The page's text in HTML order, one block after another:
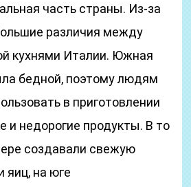
часть страны. Из-за
различия между
кухнями Италии. Южная
бедной, поэтому людям
в приготовлении
и недорогие продукты. В то
создавали свежую
яиц, на юге